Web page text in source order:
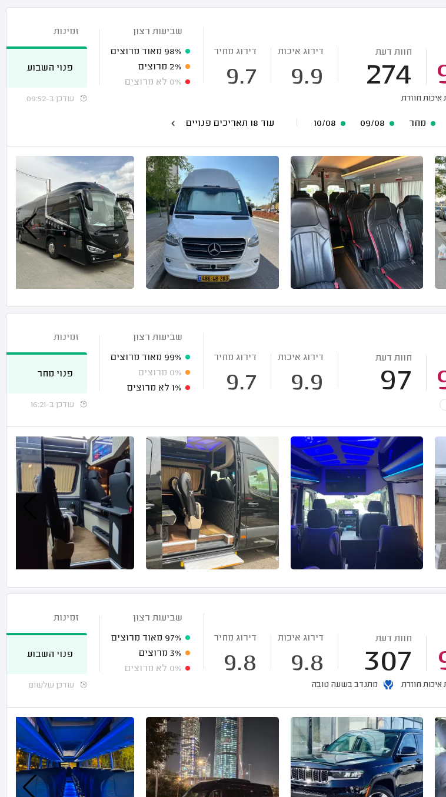
חוות דעת
274
דירוג איכות
9.9
דירוג מחיר
9.7
חוזרת
שביעות רצון
98% מאוד מרוצים
2% מרוצים
0% לא מרוצים
זמינות
פנוי השבוע
עודכן ב-09:52
מחר עוד 18 תאריכים פנויים
חוות דעת
97
דירוג איכות
9.9
דירוג מחיר
9.7
שביעות רצון
99% מאוד מרוצים
0% מרוצים
1% לא מרוצים
זמינות
פנוי מחר
עודכן ב-16:21
חוות דעת
307
דירוג איכות
9.8
דירוג מחיר
9.8
חוזרת מתנדב בשעה טובה
שביעות רצון
97% מאוד מרוצים
3% מרוצים
0% לא מרוצים
זמינות
פנוי השבוע
עודכן שלשום